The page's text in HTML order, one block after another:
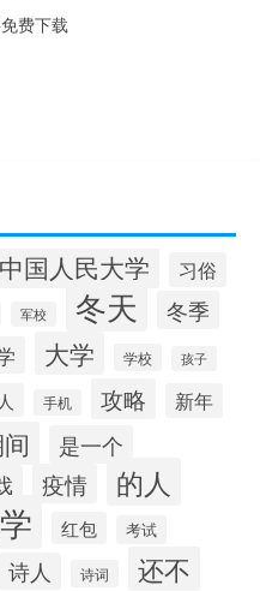
中国人民大学 习俗
军校 冬天 冬季
大学 学校 孩子
手机 攻略 新年
是一个
疫情 的人
红包 考试
诗人 诗词 还不